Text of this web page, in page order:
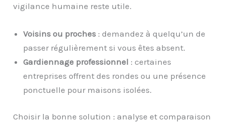
vigilance humaine reste utile.
Voisins ou proches : demandez à quelqu’un de
passer régulièrement si vous êtes absent.
Gardiennage professionnel : certaines
entreprises offrent des rondes ou une présence
ponctuelle pour maisons isolées.
Choisir la bonne solution : analyse et comparaison